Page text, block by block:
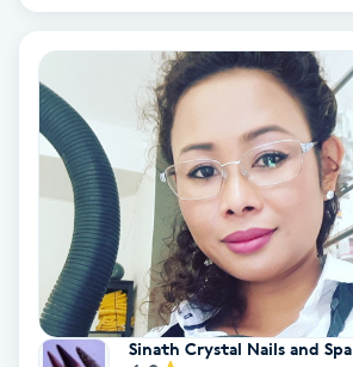
Nagelförlängning silke
Nagelförstärkning
Nagelklippning
Nagelsvamp
Nageltrång
Nagelvård Sinath Crystal Nails and Spa